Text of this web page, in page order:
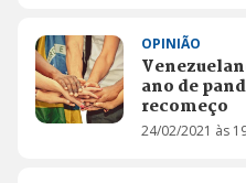
OPINIÃO
ano de
recomeço
24/02/2021 às